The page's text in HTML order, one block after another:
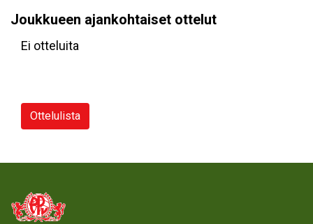
Joukkueen ajankohtaiset ottelut
Ei otteluita
Ottelulista